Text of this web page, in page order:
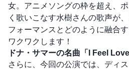
女。アニメソングの枠を超え、
く歌いこなす水樹さんの歌声が
フォーマンスとどのように融合
ワクワクします！
ドナ・サマーの名曲「I Feel
さらに、今回の公演では、ディ